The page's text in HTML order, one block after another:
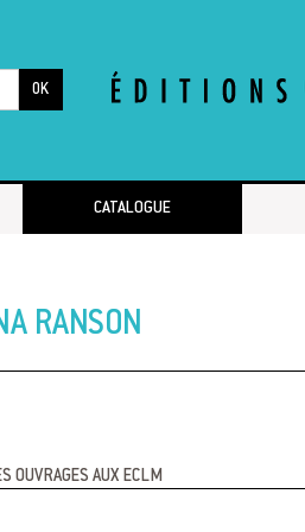
OK
CATALOGUE
RANSON
OUVRAGES AUX ECLM